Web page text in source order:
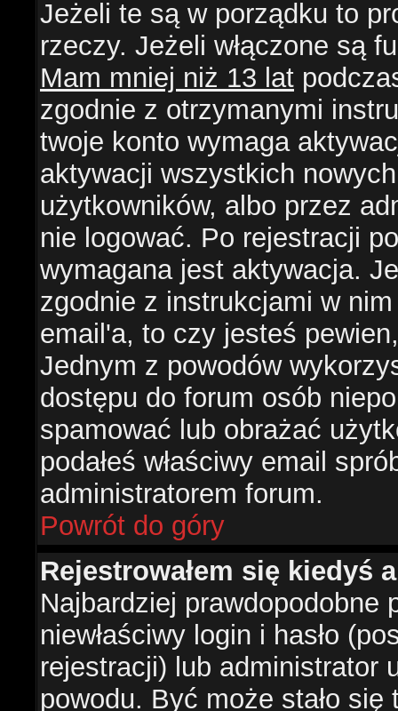
Jeżeli te są w porządku to
rzeczy. Jeżeli włączone są
Mam mniej niż 13 lat
zgodnie z otrzymanymi
twoje konto wymaga
aktywacji wszystkich
użytkowników, albo przez
nie logować. Po rejestracji
wymagana jest aktywacja.
zgodnie z instrukcjami w
email'a, to czy jesteś
Jednym z powodów
dostępu do forum osób
spamować lub obrażać
podałeś właściwy email
administratorem forum.
Powrót do góry
Rejestrowałem się kiedyś
Najbardziej prawdopodobne
niewłaściwy login i hasło
rejestracji) lub administrator
powodu. Być może stało